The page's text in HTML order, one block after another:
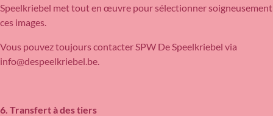
Speelkriebel met tout en œuvre pour sélectionner soigneusement
ces images.
Vous pouvez toujours contacter SPW De Speelkriebel via
info@despeelkriebel.be.
6. Transfert à des tiers